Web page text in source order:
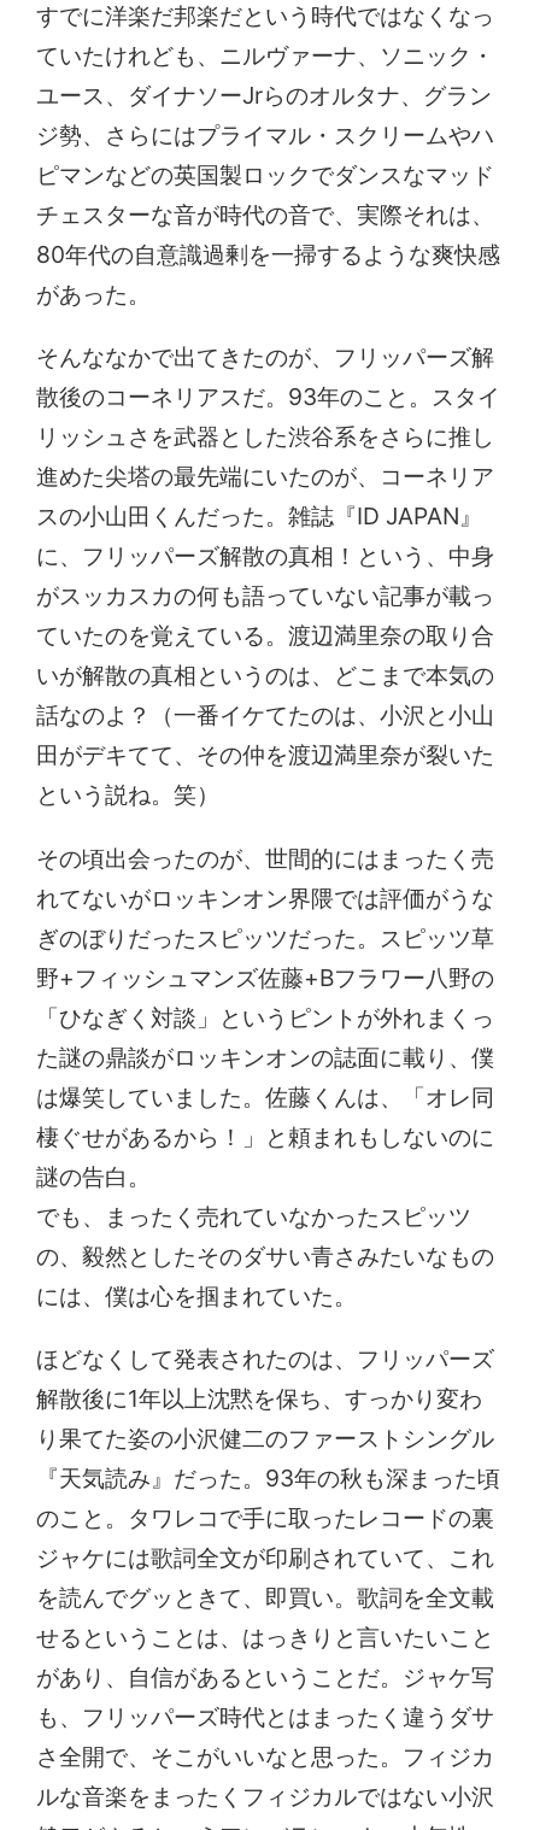
すでに洋楽だ邦楽だという時代ではなくなっ
ていたけれども、ニルヴァーナ、ソニック・
ユース、ダイナソーJrらのオルタナ、グラン
ジ勢、さらにはプライマル・スクリームやハ
ピマンなどの英国製ロックでダンスなマッド
チェスターな音が時代の音で、実際それは、
80年代の自意識過剰を一掃するような爽快感
があった。
そんななかで出てきたのが、フリッパーズ解
散後のコーネリアスだ。93年のこと。スタイ
リッシュさを武器とした渋谷系をさらに推し
進めた尖塔の最先端にいたのが、コーネリア
スの小山田くんだった。雑誌『ID JAPAN』
に、フリッパーズ解散の真相！という、中身
がスッカスカの何も語っていない記事が載っ
ていたのを覚えている。渡辺満里奈の取り合
いが解散の真相というのは、どこまで本気の
話なのよ？（一番イケてたのは、小沢と小山
田がデキてて、その仲を渡辺満里奈が裂いた
という説ね。笑）
その頃出会ったのが、世間的にはまったく売
れてないがロッキンオン界隈では評価がうな
ぎのぼりだったスピッツだった。スピッツ草
野+フィッシュマンズ佐藤+Bフラワー八野の
「ひなぎく対談」というピントが外れまくっ
た謎の鼎談がロッキンオンの誌面に載り、僕
は爆笑していました。佐藤くんは、「オレ同
棲ぐせがあるから！」と頼まれもしないのに
謎の告白。
でも、まったく売れていなかったスピッツ
の、毅然としたそのダサい青さみたいなもの
には、僕は心を掴まれていた。
ほどなくして発表されたのは、フリッパーズ
解散後に1年以上沈黙を保ち、すっかり変わ
り果てた姿の小沢健二のファーストシングル
『天気読み』だった。93年の秋も深まった頃
のこと。タワレコで手に取ったレコードの裏
ジャケには歌詞全文が印刷されていて、これ
を読んでグッときて、即買い。歌詞を全文載
せるということは、はっきりと言いたいこと
があり、自信があるということだ。ジャケ写
も、フリッパーズ時代とはまったく違うダサ
さ全開で、そこがいいなと思った。フィジカ
ルな音楽をまったくフィジカルではない小沢